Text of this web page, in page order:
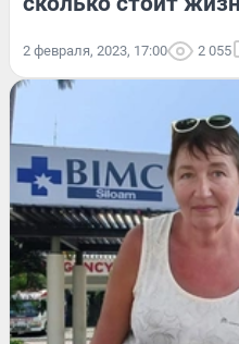
2 февраля, 2023, 17:00 2 055